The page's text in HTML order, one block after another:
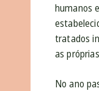
humanos
tratados
as
No ano